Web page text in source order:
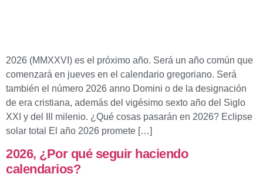
2026 (MMXXVI) es el próximo año. Será un año común que
comenzará en jueves en el calendario gregoriano. Será
también el número 2026 anno Domini o de la designación
de era cristiana, además del vigésimo sexto año del Siglo
XXI y del III milenio. ¿Qué cosas pasarán en 2026? Eclipse
solar total El año 2026 promete […]
2026, ¿Por qué seguir haciendo
calendarios?